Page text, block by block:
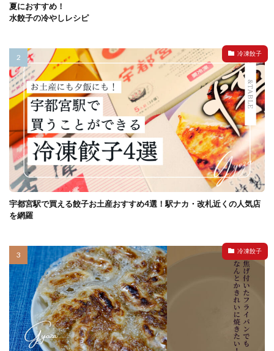
夏におすすめ！
水餃子の冷やしレシピ
冷凍餃子
宇都宮駅で買える餃子お土産おすすめ4選！駅ナカ・改札近くの人気店
を網羅
冷凍餃子